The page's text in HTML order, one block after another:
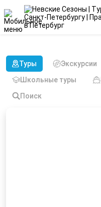
Туры Экскурсии
Школьные туры
Поиск